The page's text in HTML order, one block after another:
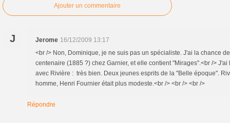
Ajouter un commentaire
J Jerome 16/12/2009 13:17
<br /> Non, Dominique, je ne suis pas un spécialiste. J'ai la chance
centenaire (1885 ?) chez Garnier, et elle contient "Mirages".<br />
avec Rivière : très bien. Deux jeunes esprits de la "Belle époque".
homme, Henri Fournier était plus modeste.<br /> <br /> <br />
Répondre